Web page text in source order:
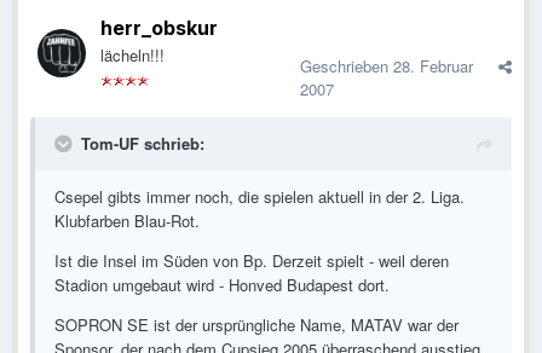
herr_obskur
lächeln!!! Geschrieben 28. Februar
2007
Tom-UF schrieb:
Csepel gibts immer noch, die spielen aktuell in der 2. Liga.
Klubfarben Blau-Rot.
Ist die Insel im Süden von Bp. Derzeit spielt - weil deren
Stadion umgebaut wird - Honved Budapest dort.
SOPRON SE ist der ursprüngliche Name, MATAV war der